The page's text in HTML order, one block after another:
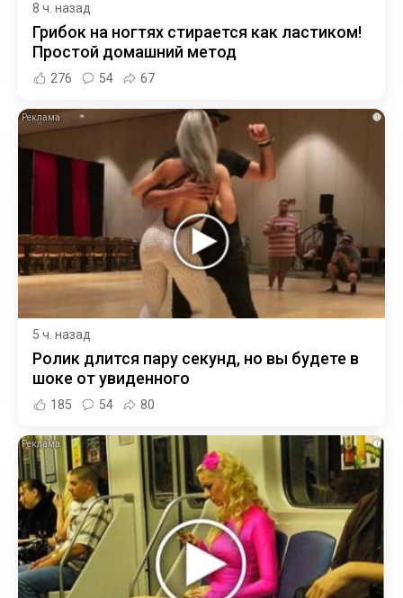
8 ч. назад
Грибок на ногтях стирается как ластиком!
Простой домашний метод
276 54 67
i
5 ч. назад
Ролик длится пару секунд, но вы будете в
шоке от увиденного
185 54 80
i